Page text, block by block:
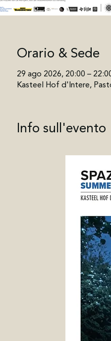
Orario & Sede
29 ago 2026, 20:00 –
Kasteel Hof d'Intere,
Info sull'evento